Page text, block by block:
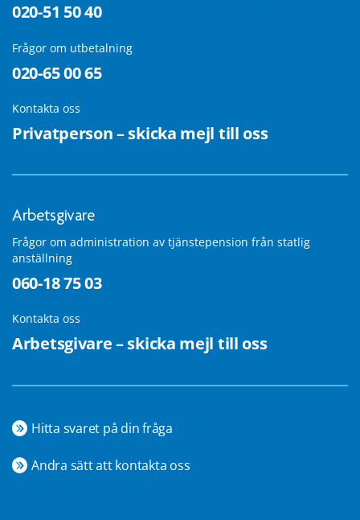
020-51 50 40
Frågor om utbetalning
020-65 00 65
Kontakta oss
Privatperson – skicka mejl till oss
Arbetsgivare
Frågor om administration av tjänstepension från statlig
anställning
060-18 75 03
Kontakta oss
Arbetsgivare – skicka mejl till oss
Hitta svaret på din fråga
Andra sätt att kontakta oss